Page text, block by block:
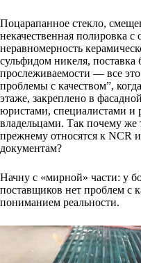
Поцарапанное стекло,
некачественная полировка с
неравномерность
сульфидом никеля, поставка
прослеживаемости — все
проблемы с качеством”,
этаже, закреплено в
юристами, специалистами и
владельцами. Так почему
прежнему относятся к NCR
документам?
Начну с «мирной» части: у
поставщиков нет проблем с
пониманием реальности.